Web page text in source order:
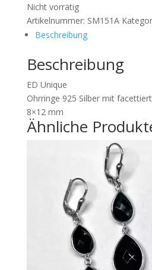
Nicht vorrätig
Artikelnummer: SM151A
Beschreibung
Beschreibung
ED Unique
Ohrringe 925 Silber mit
8×12 mm
Ähnliche